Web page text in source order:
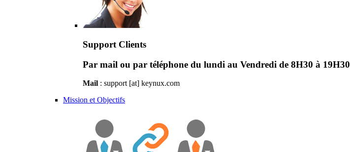
Support Clients
Par mail ou par téléphone du lundi au Vendredi de 8H30 à 19H30
Mail : support [at] keynux.com
Mission et Objectifs